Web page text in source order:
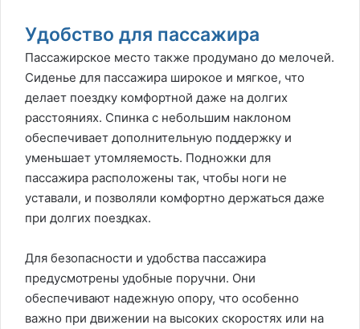
Удобство для пассажира
Пассажирское место также продумано до мелочей.
Сиденье для пассажира широкое и мягкое, что
делает поездку комфортной даже на долгих
расстояниях. Спинка с небольшим наклоном
обеспечивает дополнительную поддержку и
уменьшает утомляемость. Подножки для
пассажира расположены так, чтобы ноги не
уставали, и позволяли комфортно держаться даже
при долгих поездках.
Для безопасности и удобства пассажира
предусмотрены удобные поручни. Они
обеспечивают надежную опору, что особенно
важно при движении на высоких скоростях или на